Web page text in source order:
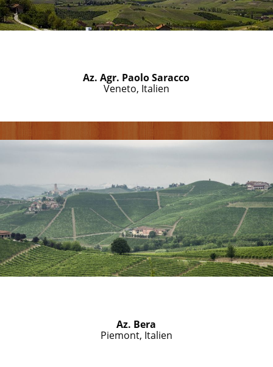
Az. Agr. Paolo Saracco
Veneto, Italien
Az. Bera
Piemont, Italien